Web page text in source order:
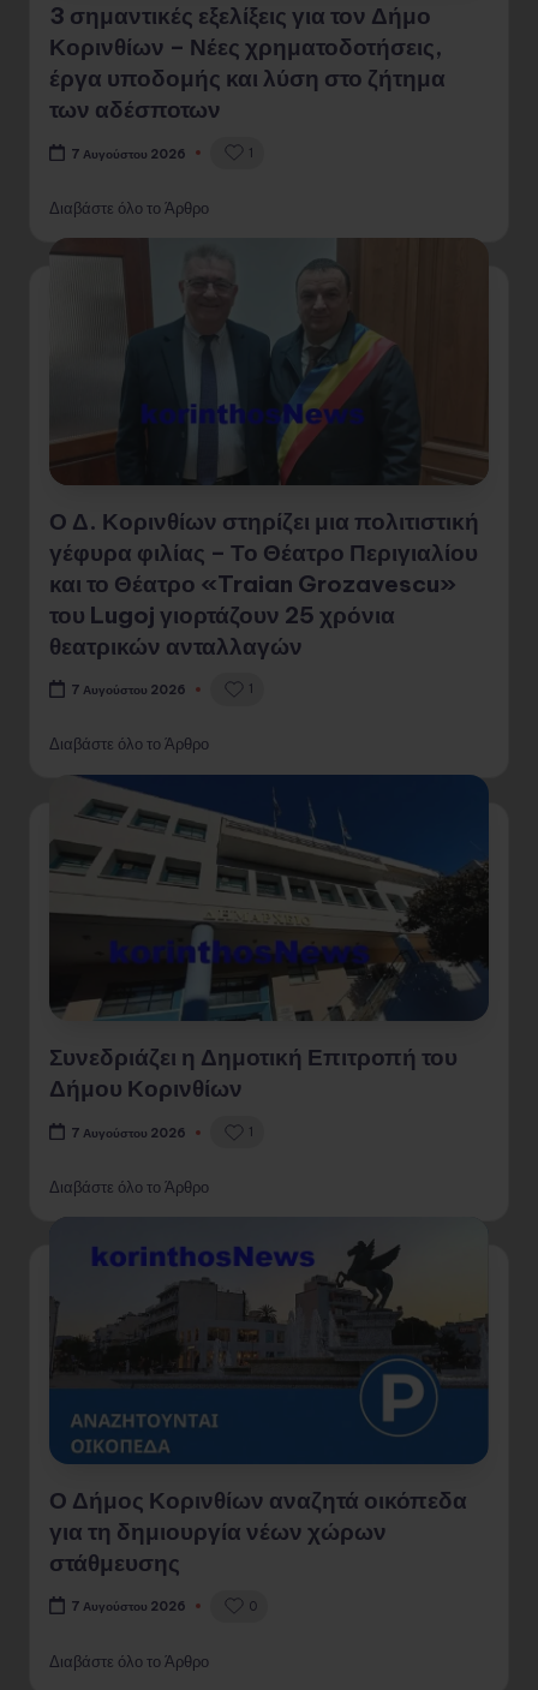
3 σημαντικές εξελίξεις για τον Δήμο
Κορινθίων – Νέες χρηματοδοτήσεις,
έργα υποδομής και λύση στο ζήτημα
των αδέσποτων
7 Αυγούστου 2026 1
Διαβάστε όλο το Άρθρο
Ο Δ. Κορινθίων στηρίζει μια πολιτιστική
γέφυρα φιλίας – Το Θέατρο Περιγιαλίου
και το Θέατρο «Traian Grozavescu»
του Lugoj γιορτάζουν 25 χρόνια
θεατρικών ανταλλαγών
7 Αυγούστου 2026 1
Διαβάστε όλο το Άρθρο
Συνεδριάζει η Δημοτική Επιτροπή του
Δήμου Κορινθίων
7 Αυγούστου 2026 1
Διαβάστε όλο το Άρθρο
Ο Δήμος Κορινθίων αναζητά οικόπεδα
για τη δημιουργία νέων χώρων
στάθμευσης
7 Αυγούστου 2026 0
Διαβάστε όλο το Άρθρο